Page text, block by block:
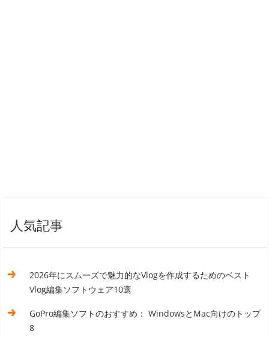
人気記事
2026年にスムーズで魅力的なVlogを作成するためのベスト
Vlog編集ソフトウェア10選
GoPro編集ソフトのおすすめ： WindowsとMac向けのトップ
8